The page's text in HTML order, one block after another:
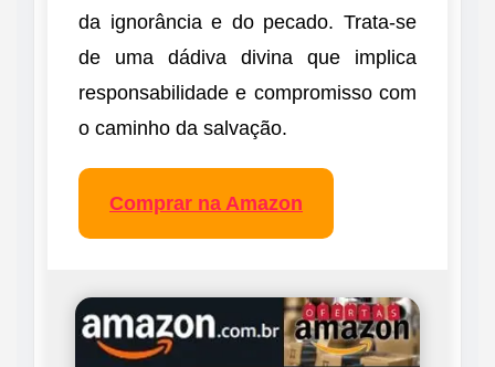
da ignorância e do pecado. Trata-se
de uma dádiva divina que implica
responsabilidade e compromisso com
o caminho da salvação.
Comprar na Amazon